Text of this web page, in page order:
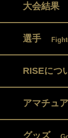
大会結果
選手
RISEにつ
アマチュア
グッズ